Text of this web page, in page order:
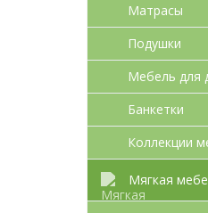
Матрасы
Подушки
Мебель для
Банкетки
Коллекции
Мягкая